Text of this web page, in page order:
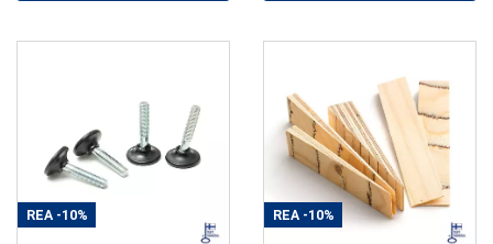
REA -10% REA -10%